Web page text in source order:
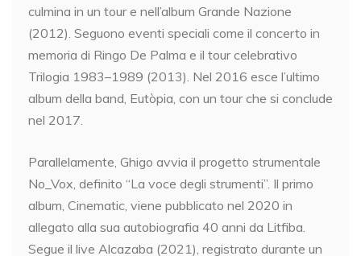
culmina in un tour e nell’album Grande Nazione
(2012). Seguono eventi speciali come il concerto in
memoria di Ringo De Palma e il tour celebrativo
Trilogia 1983–1989 (2013). Nel 2016 esce l’ultimo
album della band, Eutòpia, con un tour che si conclude
nel 2017.
Parallelamente, Ghigo avvia il progetto strumentale
No_Vox, definito “La voce degli strumenti”. Il primo
album, Cinematic, viene pubblicato nel 2020 in
allegato alla sua autobiografia 40 anni da Litfiba.
Segue il live Alcazaba (2021), registrato durante un